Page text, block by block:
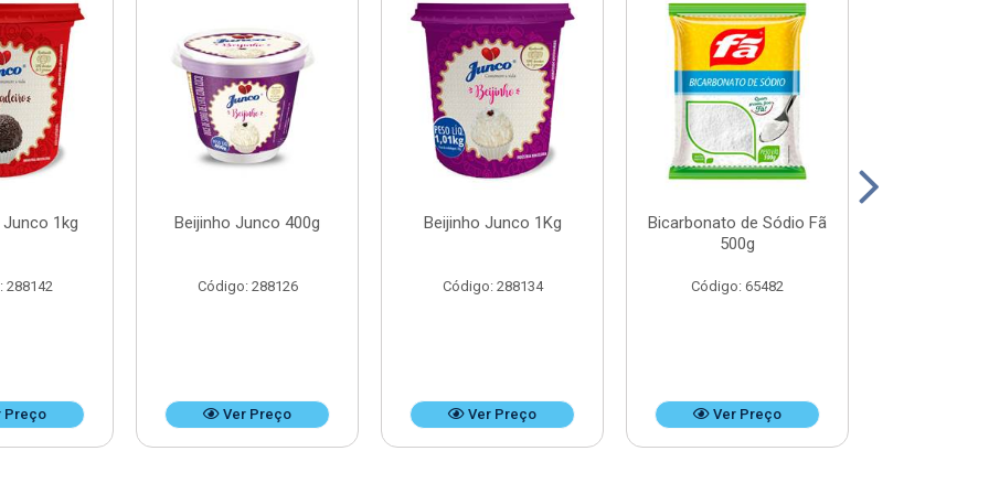
1kg
288142
Preço
Beijinho Junco 400g
Código: 288126
Ver Preço
Beijinho Junco 1Kg
Código: 288134
Ver Preço
Bicarbonato de Sódio Fã
500g
Código: 65482
Ver Preço